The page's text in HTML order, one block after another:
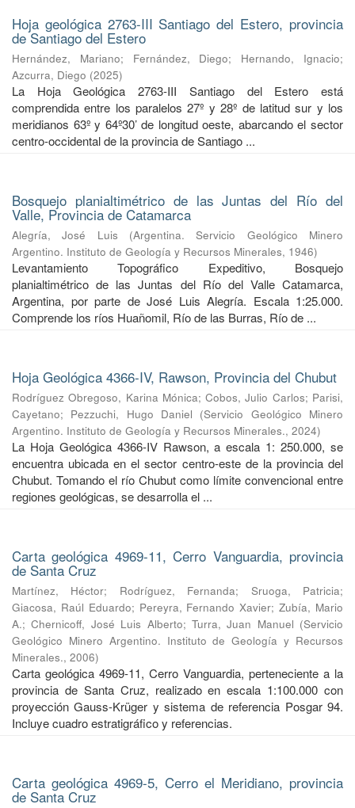
Hoja geológica 2763-III Santiago del Estero, provincia
de Santiago del Estero
Hernández, Mariano; Fernández, Diego; Hernando, Ignacio;
Azcurra, Diego (2025)
La Hoja Geológica 2763-III Santiago del Estero está
comprendida entre los paralelos 27º y 28º de latitud sur y los
meridianos 63º y 64º30’ de longitud oeste, abarcando el sector
centro-occidental de la provincia de Santiago ...
Bosquejo planialtimétrico de las Juntas del Río del
Valle, Provincia de Catamarca
Alegría, José Luis (Argentina. Servicio Geológico Minero
Argentino. Instituto de Geología y Recursos Minerales, 1946)
Levantamiento Topográfico Expeditivo, Bosquejo
planialtimétrico de las Juntas del Río del Valle Catamarca,
Argentina, por parte de José Luis Alegría. Escala 1:25.000.
Comprende los ríos Huañomil, Río de las Burras, Río de ...
Hoja Geológica 4366-IV, Rawson, Provincia del Chubut
Rodríguez Obregoso, Karina Mónica;Cobos, Julio Carlos; Parisi,
Cayetano; Pezzuchi, Hugo Daniel (Servicio Geológico Minero
Argentino. Instituto de Geología y Recursos Minerales., 2024)
La Hoja Geológica 4366-IV Rawson, a escala 1: 250.000, se
encuentra ubicada en el sector centro-este de la provincia del
Chubut. Tomando el río Chubut como límite convencional entre
regiones geológicas, se desarrolla el ...
Carta geológica 4969-11, Cerro Vanguardia, provincia
de Santa Cruz
Martínez, Héctor; Rodríguez, Fernanda; Sruoga, Patricia;
Giacosa, Raúl Eduardo; Pereyra, Fernando Xavier;Zubía, Mario
A.;Chernicoff, José Luis Alberto; Turra, Juan Manuel (Servicio
Geológico Minero Argentino. Instituto de Geología y Recursos
Minerales., 2006)
Carta geológica 4969-11, Cerro Vanguardia, perteneciente a la
provincia de Santa Cruz, realizado en escala 1:100.000 con
proyección Gauss-Krüger y sistema de referencia Posgar 94.
Incluye cuadro estratigráfico y referencias.
Carta geológica 4969-5, Cerro el Meridiano, provincia
de Santa Cruz